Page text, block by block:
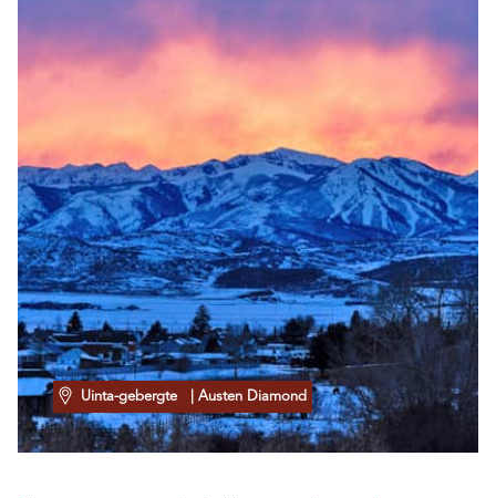
Uinta-gebergte | Austen Diamond